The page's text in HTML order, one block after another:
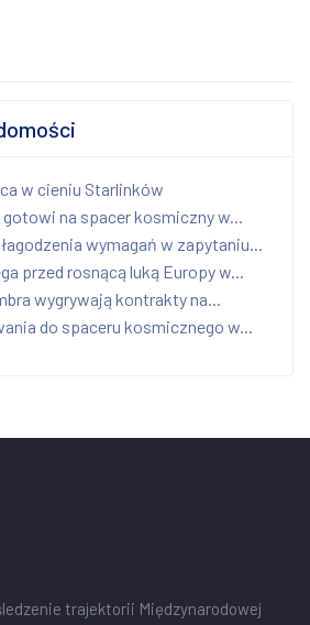
w cieniu Starlinków
na spacer kosmiczny w...
wymagań w zapytaniu...
przed rosnącą luką Europy w...
wygrywają kontrakty na...
do spaceru kosmicznego w...
trajektorii Międzynarodowej